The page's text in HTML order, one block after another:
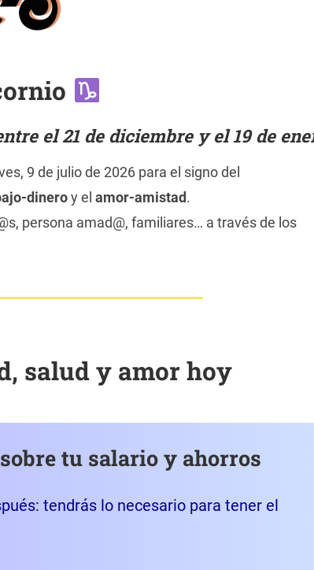
el 21 de diciembre y el 19 de
9 de julio de 2026 para el signo del
dineroy el amor-amistad.
persona amad@, familiares… a través de los
salud y amor hoy
tu salario y ahorros
tendrás lo necesario para tener el